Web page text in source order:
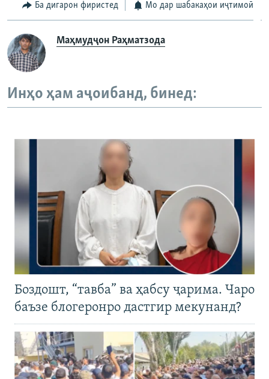
Ба дигарон фиристед Мо дар шабакаҳои иҷтимоӣ
Маҳмудҷон Раҳматзода
Инҳо ҳам аҷоибанд, бинед:
Боздошт, “тавба” ва ҳабсу ҷарима. Чаро
баъзе блогеронро дастгир мекунанд?